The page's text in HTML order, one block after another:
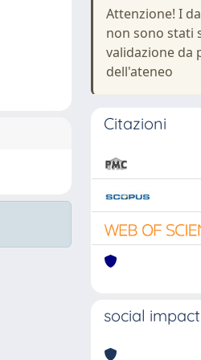
Attenzione! I
non sono stati
validazione da
dell'ateneo
Citazioni
social impact